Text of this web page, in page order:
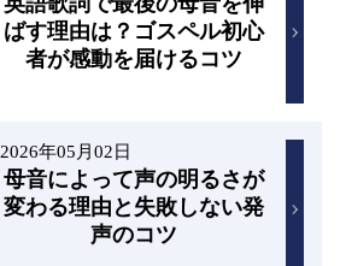
ばす理由は？ゴスペル初心
者が感動を届けるコツ
2026年05月02日
母音によって声の明るさが
変わる理由と失敗しない発
声のコツ